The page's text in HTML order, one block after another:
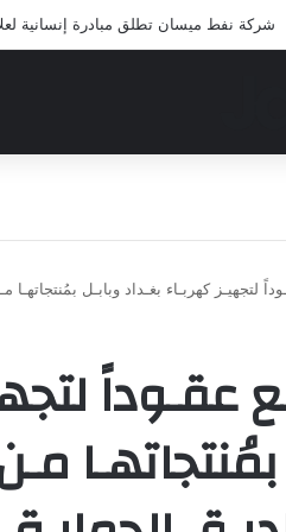
شركة نفط ميسان تطلق مبادرة إنسانية
لتجهيـز كهربـاء بغـداد وبابـل
عقـوداً
بمُنتجاتهـا